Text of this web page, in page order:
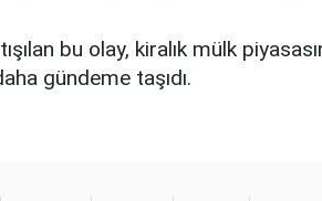
bu olay, kiralık mülk
gündeme taşıdı.